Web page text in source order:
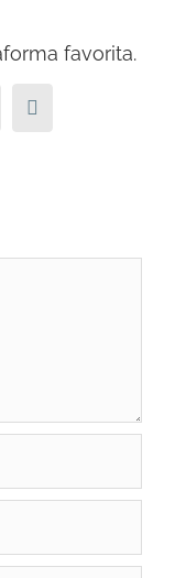
favorita.
Email